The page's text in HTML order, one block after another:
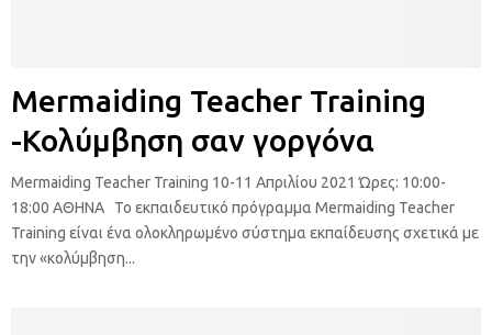
Mermaiding Teacher Training
-Κολύμβηση σαν γοργόνα
Mermaiding Teacher Training 10-11 Απριλίου 2021 Ώρες: 10:00-
18:00 ΑΘΗΝΑ Το εκπαιδευτικό πρόγραμμα Mermaiding Teacher
Training είναι ένα ολοκληρωμένο σύστημα εκπαίδευσης σχετικά με
την «κολύμβηση...